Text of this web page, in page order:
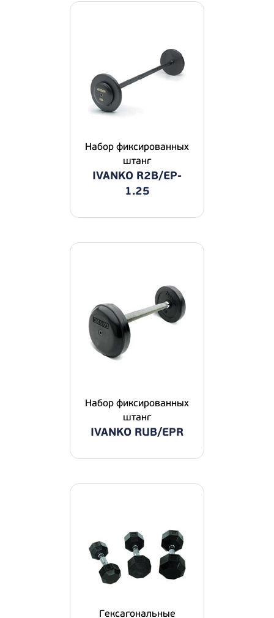
Набор фиксированных
штанг
IVANKO R2B/EP-
1.25
Набор фиксированных
штанг
IVANKO RUB/EPR
Гексагональные